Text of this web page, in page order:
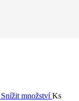
Snížit množstvíKs